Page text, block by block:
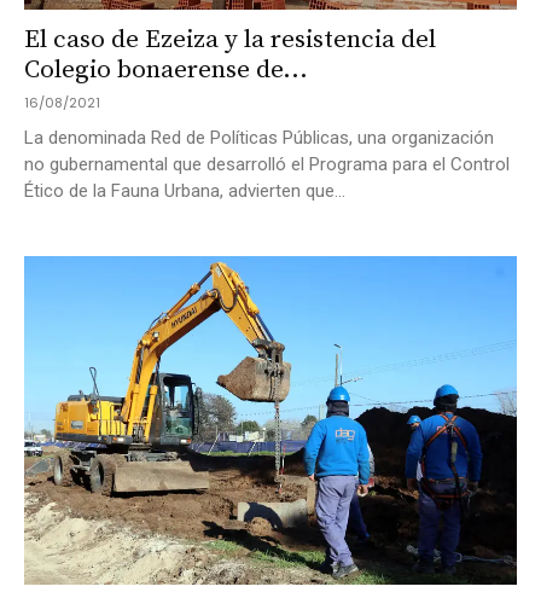
El caso de Ezeiza y la resistencia del
Colegio bonaerense de...
16/08/2021
La denominada Red de Políticas Públicas, una organización
no gubernamental que desarrolló el Programa para el Control
Ético de la Fauna Urbana, advierten que...